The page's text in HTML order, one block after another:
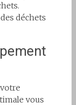
déchets
vous